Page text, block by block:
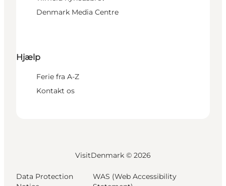
Denmark Media Centre
Hjælp
Ferie fra A-Z
Kontakt os
VisitDenmark © 2026
Data Protection
WAS (Web Accessibility